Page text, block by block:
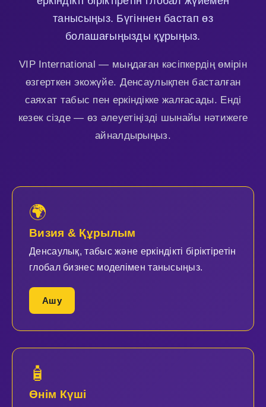
танысыңыз. Бүгіннен бастап өз
болашағыңызды құрыңыз.
VIP International — мыңдаған кәсіпкердің өмірін
өзгерткен экожүйе. Денсаулықпен басталған
саяхат табыс пен еркіндікке жалғасады. Енді
кезек сізде — өз әлеуетіңізді шынайы нәтижеге
айналдырыңыз.
🌍
Визия & Құрылым
Денсаулық, табыс және еркіндікті біріктіретін
глобал бизнес моделімен танысыңыз.
Ашу
🧴
Өнім Күші